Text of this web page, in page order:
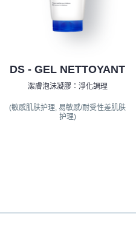
DS - GEL NETTOYANT
潔膚泡沬凝膠：淨化調理
(敏感肌肤护理, 易敏感/耐受性差肌肤
护理)